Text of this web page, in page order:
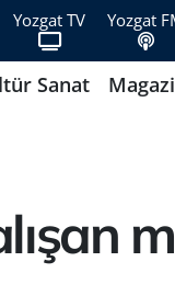
Yozgat TV Yozgat
Sanat